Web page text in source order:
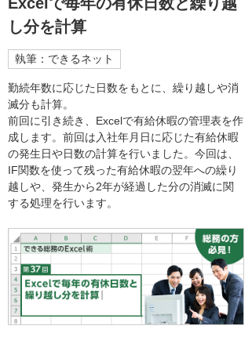
し分を計算
執筆：できるネット
勤続年数に応じた日数をもとに、繰り越しや消
滅分も計算。
前回に引き続き、Excelで有給休暇の管理表を作
成します。前回は入社年月日に応じた有給休暇
の発生日や日数の計算を行いました。今回は、
IF関数を使って残った有給休暇の翌年への繰り
越しや、発生から2年が経過した分の消滅に関
する処理を行います。